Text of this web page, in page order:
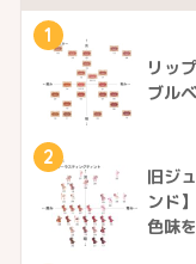
1
リッ
ブル
2
旧ジ
ンド
色味